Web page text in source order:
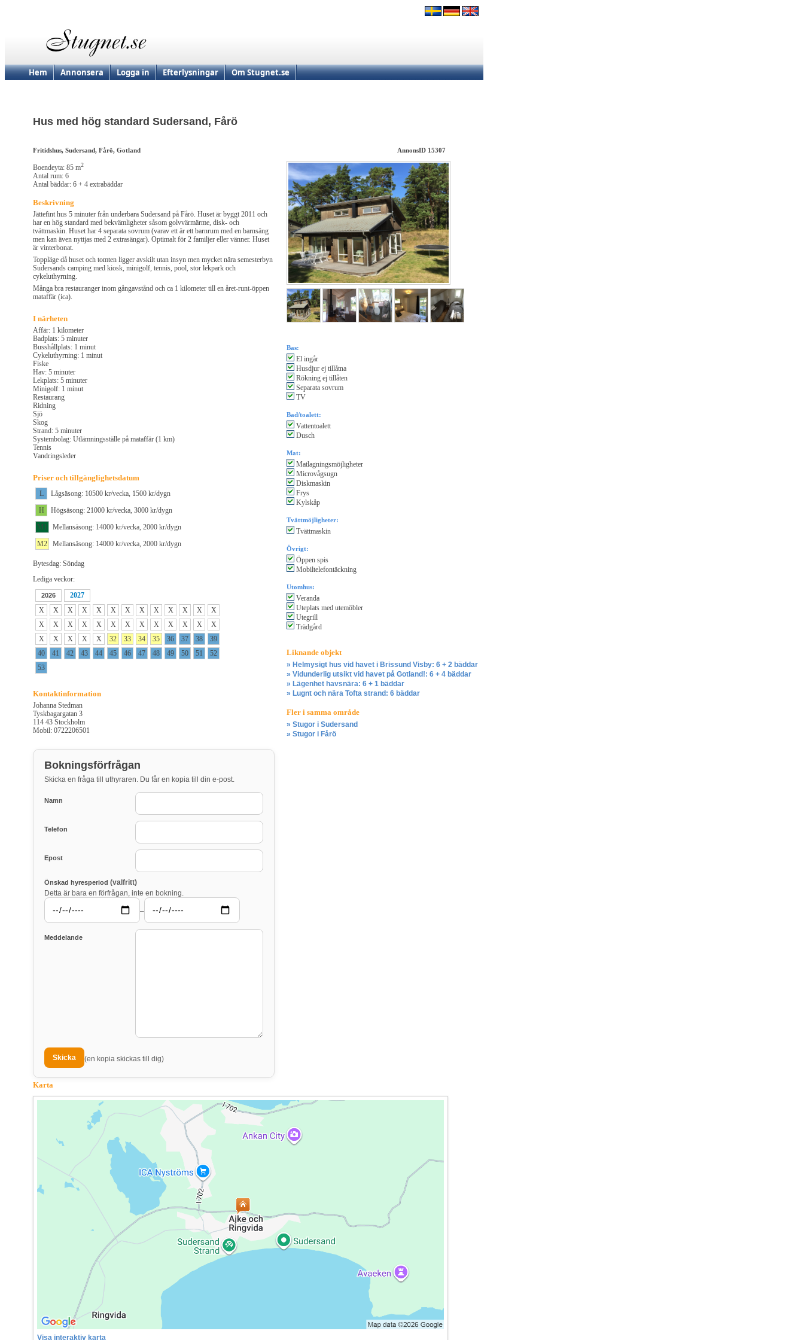
Hem Annonsera Logga in Efterlysningar Om Stugnet.se
Hus med hög standard Sudersand, Fårö
Fritidshus, Sudersand, Fårö, Gotland AnnonsID 15307
Boendeyta: 85 m2
Antal rum: 6
Antal bäddar: 6 + 4 extrabäddar
Beskrivning
Jättefint hus 5 minuter från underbara Sudersand på Fårö. Huset är byggt 2011 och
har en hög standard med bekvämligheter såsom golvvärmärme, disk- och
tvättmaskin. Huset har 4 separata sovrum (varav ett är ett barnrum med en barnsäng
men kan även nyttjas med 2 extrasängar). Optimalt för 2 familjer eller vänner. Huset
är vinterbonat.
Toppläge då huset och tomten ligger avskilt utan insyn men mycket nära semesterbyn
Sudersands camping med kiosk, minigolf, tennis, pool, stor lekpark och
cykeluthyrning.
Många bra restauranger inom gångavstånd och ca 1 kilometer till en året-runt-öppen
mataffär (ica).
I närheten
Affär: 1 kilometer
Badplats: 5 minuter
Busshållplats: 1 minut
Cykeluthyrning: 1 minut
Fiske
Hav: 5 minuter
Lekplats: 5 minuter
Minigolf: 1 minut
Restaurang
Ridning
Sjö
Skog
Strand: 5 minuter
Systembolag: Utlämningsställe på mataffär (1 km)
Tennis
Vandringsleder
Priser och tillgänglighetsdatum
L
Lågsäsong: 10500 kr/vecka, 1500 kr/dygn
H
Högsäsong: 21000 kr/vecka, 3000 kr/dygn
M1
Mellansäsong: 14000 kr/vecka, 2000 kr/dygn
M2
Mellansäsong: 14000 kr/vecka, 2000 kr/dygn
Bytesdag: Söndag
Lediga veckor:
2026
2027
X
X X X X X X X X X X X
X
X
X X X X X X X X X X X
X
X
X X X X 32 33 34 35 36 37 38
39
40
41 42 43 44 45 46 47 48 49 50 51
52
53
Kontaktinformation
Johanna Stedman
Tyskbagargatan 3
114 43 Stockholm
Mobil: 0722206501
Bokningsförfrågan
Skicka en fråga till uthyraren. Du får en kopia till din e-post.
Namn
Telefon
Epost
Önskad hyresperiod (valfritt)
Detta är bara en förfrågan, inte en bokning.
–
Meddelande
(en kopia skickas till dig)
Bas:
El ingår
Husdjur ej tillåtna
Rökning ej tillåten
Separata sovrum
TV
Bad/toalett:
Vattentoalett
Dusch
Mat:
Matlagningsmöjligheter
Microvågsugn
Diskmaskin
Frys
Kylskåp
Tvättmöjligheter:
Tvättmaskin
Övrigt:
Öppen spis
Mobiltelefontäckning
Utomhus:
Veranda
Uteplats med utemöbler
Utegrill
Trädgård
Liknande objekt
» Helmysigt hus vid havet i Brissund Visby: 6 + 2 bäddar
» Vidunderlig utsikt vid havet på Gotland!: 6 + 4 bäddar
» Lägenhet havsnära: 6 + 1 bäddar
» Lugnt och nära Tofta strand: 6 bäddar
Fler i samma område
» Stugor i Sudersand
» Stugor i Fårö
Karta
Visa interaktiv karta